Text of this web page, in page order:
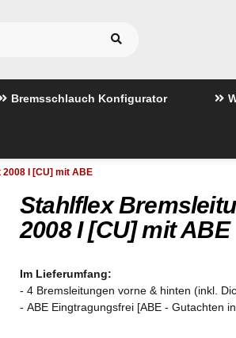
Bremsschlauch Konfigurator
I [CU] mit ABE
Stahlflex
2008 I [CU] mit ABE
Im Lieferumfang:
- 4 Bremsleitungen vorne & hinten (inkl.
- ABE Eingtragungsfrei [ABE - Gutachten